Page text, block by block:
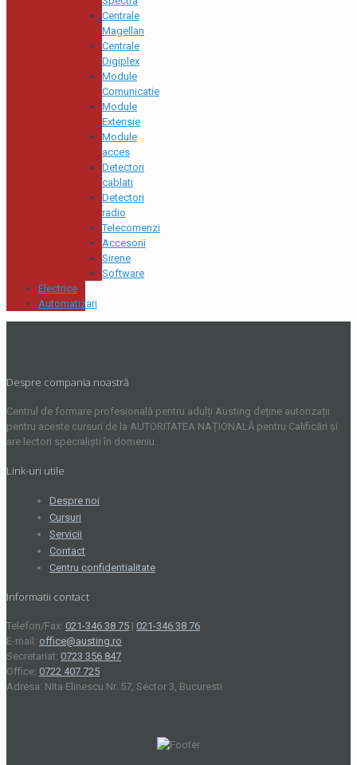
Centrale
Magellan
Centrale
Digiplex
Module
Comunicatie
Module
Extensie
Module
acces
Detectori
cablati
Detectori
radio
Telecomenzi
Accesorii
Sirene
Software
Electrice
Automatizari
Despre compania noastră
Centrul de formare profesională pentru adulți Austing deține autorizații
pentru aceste cursuri de la AUTORITATEA NAȚIONALĂ pentru Calificări și
are lectori specialiști în domeniu.
Link-uri utile
Despre noi
Cursuri
Servicii
Contact
Centru confidentialitate
Informatii contact
Telefon/Fax: 021-346 38 75 | 021-346 38 76
E-mail: office@austing.ro
Secretariat: 0723 356 847
Office: 0722 407 725
Adresa: Nita Elinescu Nr. 57, Sector 3, Bucuresti